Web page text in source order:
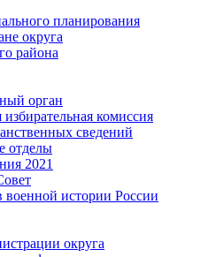
планирования
округа
района
орган
комиссия
сведений
отделы
2021
истории России
округа